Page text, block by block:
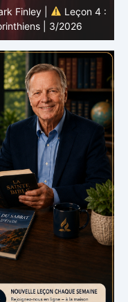
Finley |
Leçon 4 :
| 3/2026